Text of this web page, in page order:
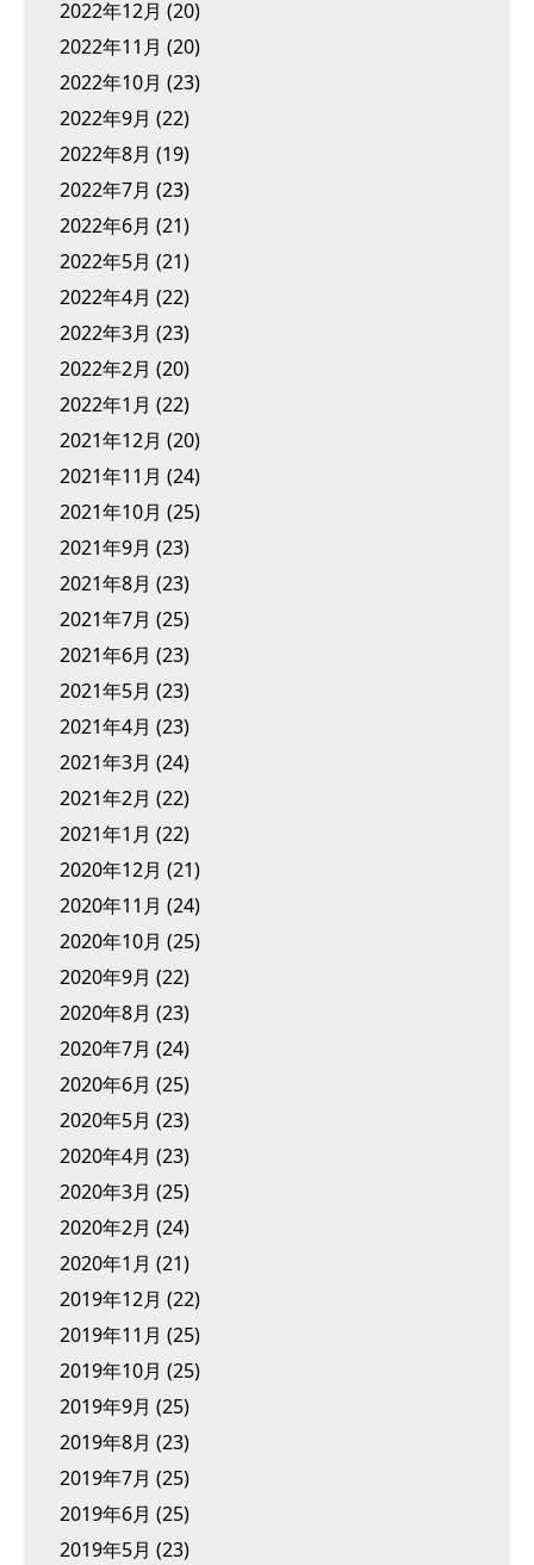
2022年12月 (20)
2022年11月 (20)
2022年10月 (23)
2022年9月 (22)
2022年8月 (19)
2022年7月 (23)
2022年6月 (21)
2022年5月 (21)
2022年4月 (22)
2022年3月 (23)
2022年2月 (20)
2022年1月 (22)
2021年12月 (20)
2021年11月 (24)
2021年10月 (25)
2021年9月 (23)
2021年8月 (23)
2021年7月 (25)
2021年6月 (23)
2021年5月 (23)
2021年4月 (23)
2021年3月 (24)
2021年2月 (22)
2021年1月 (22)
2020年12月 (21)
2020年11月 (24)
2020年10月 (25)
2020年9月 (22)
2020年8月 (23)
2020年7月 (24)
2020年6月 (25)
2020年5月 (23)
2020年4月 (23)
2020年3月 (25)
2020年2月 (24)
2020年1月 (21)
2019年12月 (22)
2019年11月 (25)
2019年10月 (25)
2019年9月 (25)
2019年8月 (23)
2019年7月 (25)
2019年6月 (25)
2019年5月 (23)